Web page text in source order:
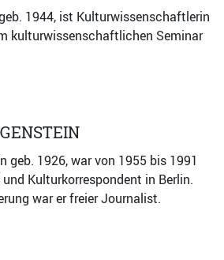
1944, ist Kulturwissenschaftlerin
kulturwissenschaftlichen Seminar
geb. 1926, war von 1955 bis 1991
Kulturkorrespondent in Berlin.
war er freier Journalist.